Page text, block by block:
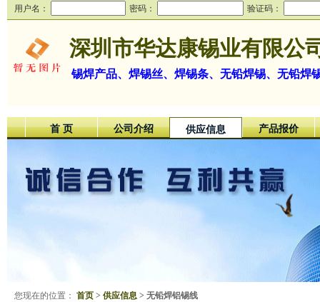
用户名： 密码： 验证码：
深圳市华达康锡业有限公
锡焊产品、焊锡丝、焊锡条、无铅焊锡、无铅焊
首 页 公司介绍 供应信息 产品报价
您现在的位置： 首页 > 供应信息 > 无铅焊铝锡线